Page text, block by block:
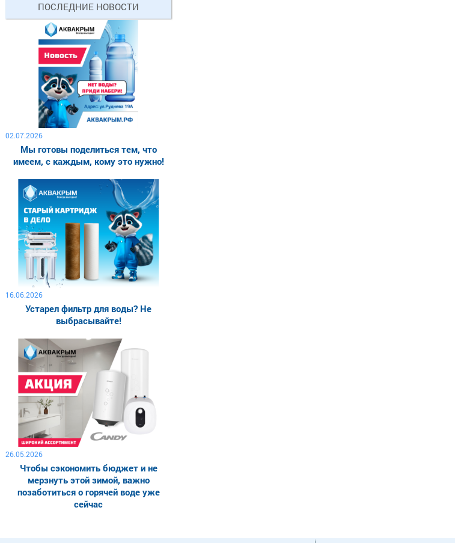
ПОСЛЕДНИЕ НОВОСТИ
02.07.2026
Мы готовы поделиться тем, что
имеем, с каждым, кому это нужно!
16.06.2026
Устарел фильтр для воды? Не
выбрасывайте!
26.05.2026
Чтобы сэкономить бюджет и не
мерзнуть этой зимой, важно
позаботиться о горячей воде уже
сейчас